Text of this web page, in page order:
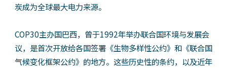
炭成为全球最大电力来源。
COP30主办国巴西，曾于1992年举办联合国环境与发展会
议，是首次开放给各国签署《生物多样性公约》和《联合国
气候变化框架公约》的地方。这些历史性的条约，以及近年